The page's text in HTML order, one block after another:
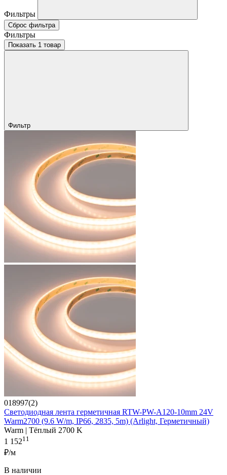
Фильтры
Сброс фильтра
Фильтры
Показать 1 товар
Фильтр
018997(2)
Светодиодная лента герметичная RTW-PW-A120-10mm 24V
Warm2700 (9.6 W/m, IP66, 2835, 5m) (Arlight, Герметичный)
Warm | Тёплый 2700 K
1 15211
₽/м
В наличии